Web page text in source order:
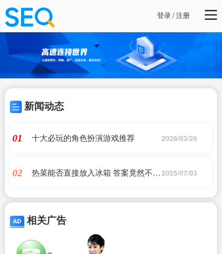
登录/注册
新闻动态
01 十大必玩的角色扮演游戏推荐 2026/03/26
02
热菜能否直接放入冰箱 答案竟然不绝2025/07/03
相关广告